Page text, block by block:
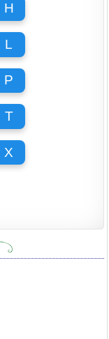
H
L
P
T
X